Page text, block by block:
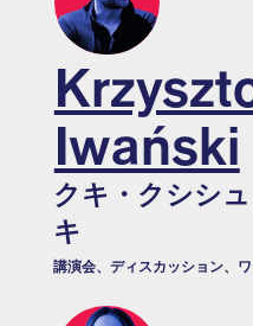
Iwański
クキ・クシシ
キ
講演会、ディスカッション、